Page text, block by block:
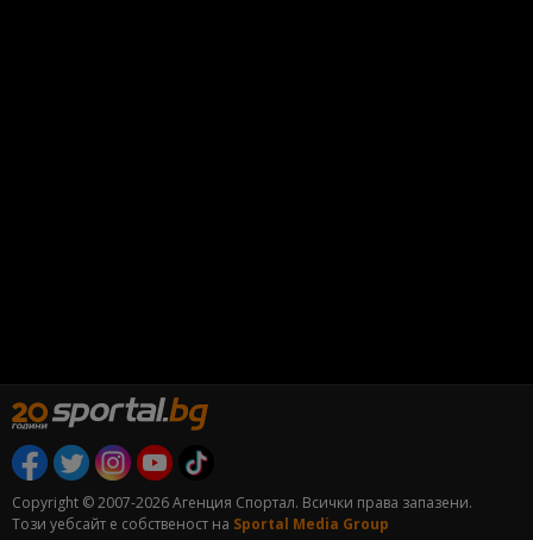
Copyright © 2007-2026 Агенция Спортал. Всички права запазени.
Този уебсайт е собственост на Sportal Media Group